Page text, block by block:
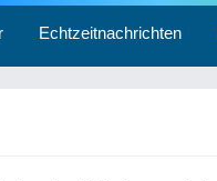
Echtzeitnachrichten